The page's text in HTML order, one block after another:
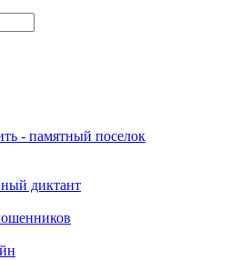
- памятный поселок
диктант